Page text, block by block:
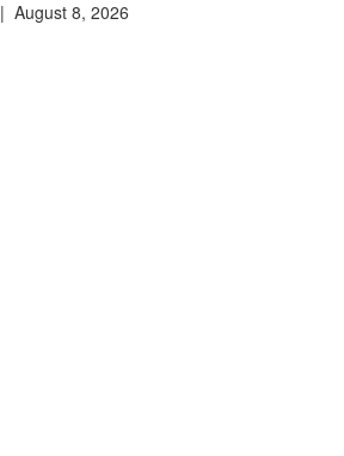
| August 8, 2026